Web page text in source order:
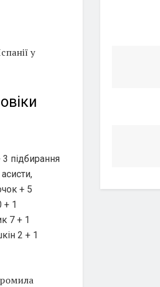
у
підбирання
+ 5
+ 1
7 + 1
2 + 1